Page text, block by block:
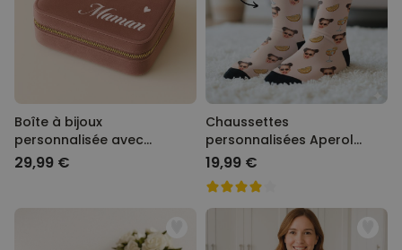
Boîte à bijoux
personnalisée avec
prénom
29,99 €
Chaussettes
personnalisées Aperol
avec visage
19,99 €